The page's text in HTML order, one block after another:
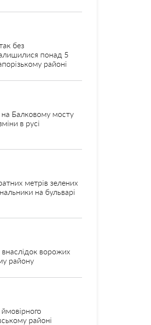
без
понад 5
районі
на Балковому мосту
в русі
метрів зелених
на бульварі
ворожих
району
районі